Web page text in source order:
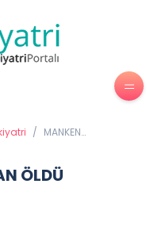
/ MANKEN
ÖLDÜ